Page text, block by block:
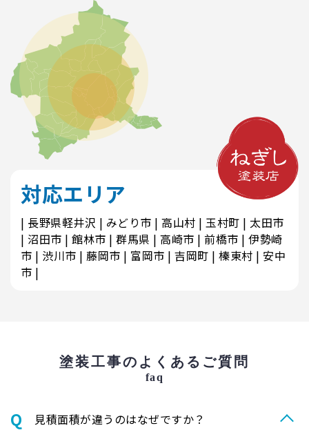
対応エリア
長野県軽井沢 みどり市 高山村 玉村町
太田市
沼田市
館林市 群馬県 高崎市 前橋市
伊勢崎
市
渋川市 藤岡市 富岡市 吉岡町 榛東村
安中
市
塗装工事のよくあるご質問
faq
⾒積⾯積が違うのはなぜですか？